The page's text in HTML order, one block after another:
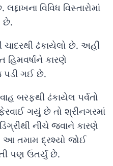
વિવિધ વિસ્તારોમાં
છે.
ચાદરથી ઢંકાયેલો છે. અહીં
કારણે
ગઈ છે.
બરફથી ઢંકાયેલ પર્વતો
ગયું છે તો શ્રીનગરમાં
નીચે જવાને કારણે
આ તમામ દ્રશ્યો જોઈ
પણ ઉતર્યું છે.